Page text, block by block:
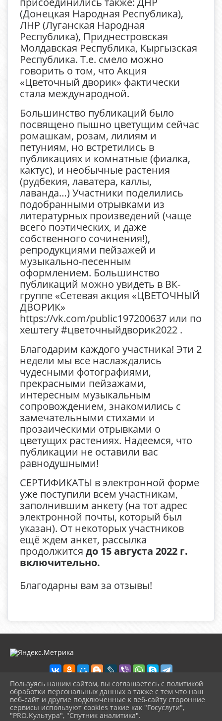
(Донецкая Народная Республика),
ЛНР (Луганская Народная
Республика), Приднестровская
Молдавская Республика, Кыргызская
Республика. Т.е. смело можно
говорить о том, что Акция
«Цветочный дворик» фактически
стала международной.
Большинство публикаций было
посвящено пышно цветущим сейчас
ромашкам, розам, лилиям и
петуниям, но встретились в
публикациях и комнатные (фиалка,
кактус), и необычные растения
(рудбекия, лаватера, каллы,
лаванда…) Участники поделились
подобранными отрывками из
литературных произведений (чаще
всего поэтических, и даже
собственного сочинения!),
репродукциями пейзажей и
музыкально-песенным
оформлением. Большинство
публикаций можно увидеть в ВК-
группе «Сетевая акция «ЦВЕТОЧНЫЙ
ДВОРИК»
https://vk.com/public197200637 или по
хештегу #цветочныйдворик2022 .
Благодарим каждого участника! Эти 2
недели мы все наслаждались
чудесными фотографиями,
прекрасными пейзажами,
интересным музыкальным
сопровождением, знакомились с
замечательными стихами и
прозаическими отрывками о
цветущих растениях. Надеемся, что
публикации не оставили вас
равнодушными!
СЕРТИФИКАТЫ в электронной форме
уже поступили всем участникам,
заполнившим анкету (на тот адрес
электронной почты, который был
указан). От некоторых участников
ещё ждем анкет, рассылка
продолжится до 15 августа 2022 г.
включительно.
Благодарны вам за отзывы!
2026 г. detbibl-novomih.ru
Вход
Карта сайта
Пользуясь нашим сайтом, вы соглашаетесь с политикой
обработки персональных данных а также с тем что наш
веб-сайт и другие подключенные к веб-сайту сторонние
сервисы используют cookies такие как "Госуслуги",
"PRO.Культура", "Спутник аналитика".